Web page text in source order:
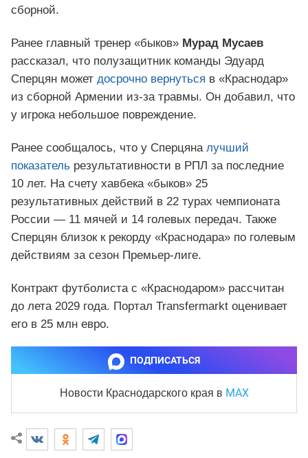
сборной.
Ранее главный тренер «быков» Мурад Мусаев
рассказал, что полузащитник команды Эдуард
Сперцян может досрочно вернуться в «Краснодар»
из сборной Армении из‑за травмы. Он добавил, что
у игрока небольшое повреждение.
Ранее сообщалось, что у Сперцяна лучший
показатель результативности в РПЛ за последние
10 лет. На счету хавбека «быков» 25
результативных действий в 22 турах чемпионата
России — 11 мячей и 14 голевых передач. Также
Сперцян близок к рекорду «Краснодара» по голевым
действиям за сезон Премьер-лиге.
Контракт футболиста с «Краснодаром» рассчитан
до лета 2029 года. Портал Transfermarkt оценивает
его в 25 млн евро.
ПОДПИСАТЬСЯ
Новости Краснодарского края в MAX